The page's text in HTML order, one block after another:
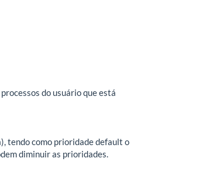
do usuário que está
tendo como prioridade default o
diminuir as prioridades.